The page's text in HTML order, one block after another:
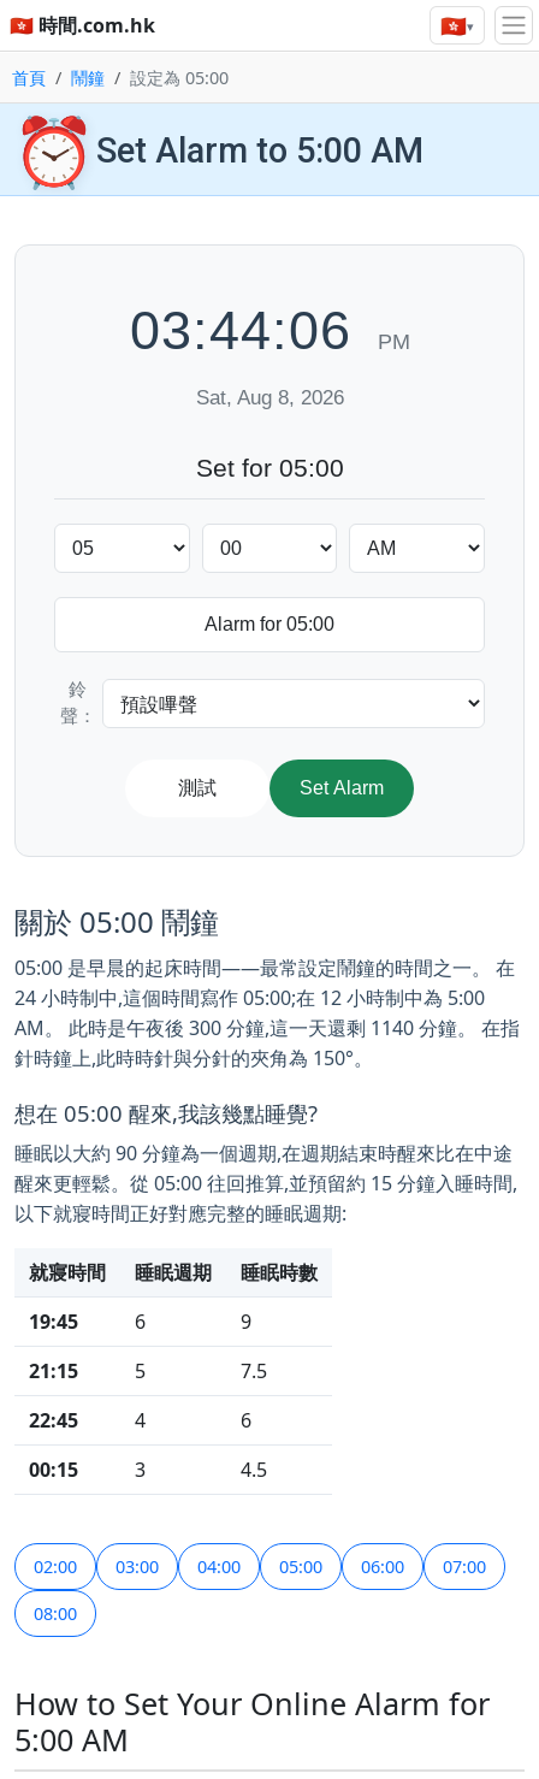
🇭🇰 時間.com.hk 🇭🇰▾
首頁 鬧鐘 設定為 05:00
⏰ Set Alarm to 5:00 AM
03:44:06 PM
Sat, Aug 8, 2026
Set for 05:00
鈴
聲：
測試 Set Alarm
關於 05:00 鬧鐘
05:00 是早晨的起床時間——最常設定鬧鐘的時間之一。 在
24 小時制中,這個時間寫作 05:00;在 12 小時制中為 5:00
AM。 此時是午夜後 300 分鐘,這一天還剩 1140 分鐘。 在指
針時鐘上,此時時針與分針的夾角為 150°。
想在 05:00 醒來,我該幾點睡覺?
睡眠以大約 90 分鐘為一個週期,在週期結束時醒來比在中途
醒來更輕鬆。從 05:00 往回推算,並預留約 15 分鐘入睡時間,
以下就寢時間正好對應完整的睡眠週期:
就寢時間 睡眠週期
睡眠時數
19:45
6
9
21:15
5
7.5
22:45
4
6
00:15
3 4.5
02:00 03:00 04:00 05:00 06:00 07:00
08:00
How to Set Your Online Alarm for
5:00 AM